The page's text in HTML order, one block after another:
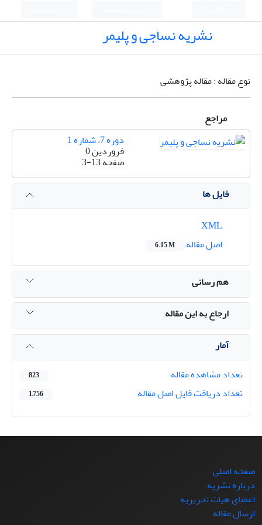
نشریه نساجی و پلیمر
نوع مقاله : مقاله پژوهشی
مراجع
دوره 7، شماره 1
فروردین 0
صفحه3-13
فایل ها
اصل مقاله
6.15 M
هم رسانی
ارجاع به این مقاله
آمار
تعداد مشاهده مقاله
823
تعداد دریافت فایل اصل مقاله 1,756
صفحه اصلی
درباره نشریه
اعضای هیات تحریریه
ارسال مقاله